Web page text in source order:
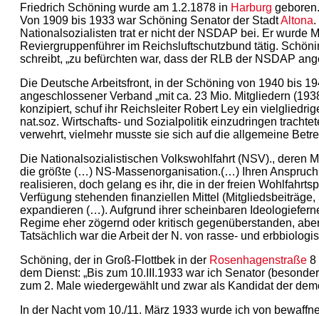
Friedrich Schöning wurde am 1.2.1878 in Harburg
Von 1909 bis 1933 war Schöning Senator der StadtAltona.
Nationalsozialisten trat er nicht der NSDAP bei. Er wurde
Reviergruppenführer im Reichsluftschutzbund tätig.
schreibt, „zu befürchten war, dass der RLB der NSDAP
Die Deutsche Arbeitsfront, in der Schöning von 1940 bis
angeschlossener Verband „mit ca. 23 Mio. Mitgliedern
konzipiert, schuf ihr Reichsleiter Robert Ley ein
nat.soz. Wirtschafts- und Sozialpolitik einzudringen
verwehrt, vielmehr musste sie sich auf die allgemeine
Die Nationalsozialistischen Volkswohlfahrt (NSV)., deren
die größte (…) NS-Massenorganisation.(…) Ihren
realisieren, doch gelang es ihr, die in der freien
Verfügung stehenden finanziellen Mittel
expandieren (…). Aufgrund ihrer scheinbaren
Regime eher zögernd oder kritisch gegenüberstanden,
Tatsächlich war die Arbeit der N. von rasse- und
Schöning, der in Groß-Flottbek in der Rosenhagenstraße 8
dem Dienst: „Bis zum 10.III.1933 war ich Senator
zum 2. Male wiedergewählt und zwar als Kandidat der
In der Nacht vom 10./11. März 1933 wurde ich von